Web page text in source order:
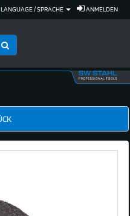
ANMELDEN
LANGUAGE / SPRACHE